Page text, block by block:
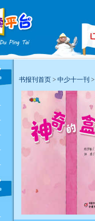
书报刊首页 > 中少十一刊 >